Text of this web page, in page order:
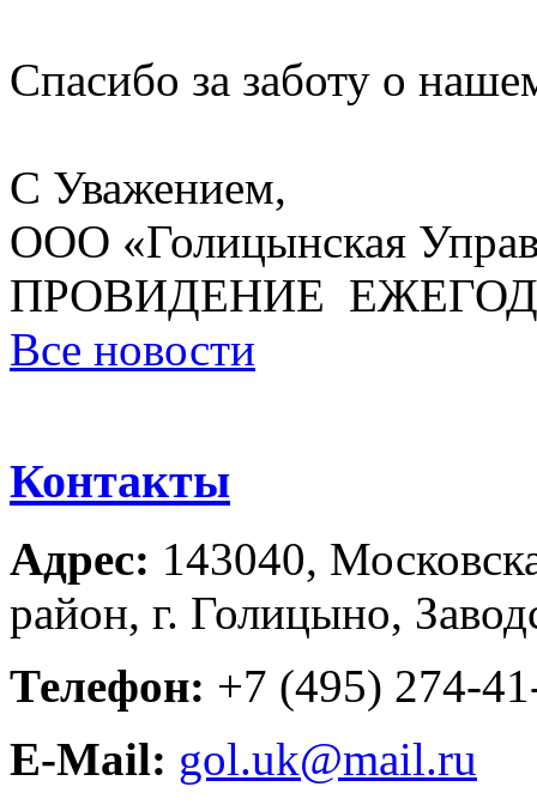
Спасибо за заботу о
С Уважением,
ООО «Голицынская
ПРОВИДЕНИЕ
Все новости
Контакты
Адрес: 143040,
район, г. Голицыно,
Телефон: +7 (495) 274-
E-Mail: gol.uk@mail.ru